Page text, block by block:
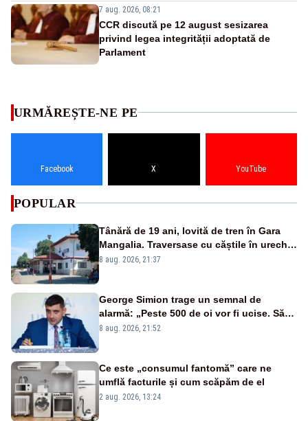
7 aug. 2026, 08:21
CCR discută pe 12 august sesizarea
privind legea integrității adoptată de
Parlament
URMĂREȘTE-NE PE
Facebook X YouTube
POPULAR
Tânără de 19 ani, lovită de tren în Gara
Mangalia. Traversase cu căștile în urechi
liniile printr-un loc nepermis
8 aug. 2026, 21:37
George Simion trage un semnal de
alarmă: „Peste 500 de oi vor fi ucise. Să
vedem dacă ciobanii vor fi despăgubiți”
8 aug. 2026, 21:52
Ce este „consumul fantomă” care ne
umflă facturile și cum scăpăm de el
2 aug. 2026, 13:24